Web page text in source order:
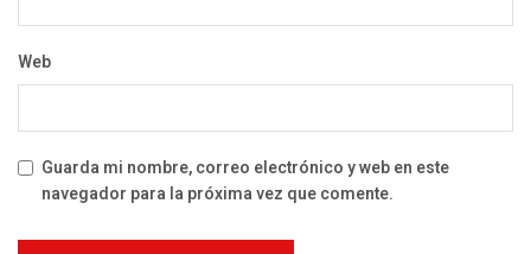
Web
Guarda mi nombre, correo electrónico y web en este
navegador para la próxima vez que comente.